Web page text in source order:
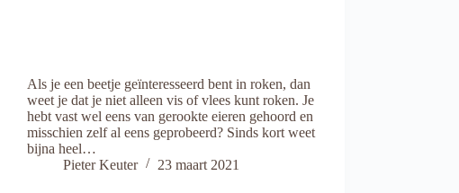
Als je een beetje geïnteresseerd bent in roken, dan
weet je dat je niet alleen vis of vlees kunt roken. Je
hebt vast wel eens van gerookte eieren gehoord en
misschien zelf al eens geprobeerd? Sinds kort weet
bijna heel…
Pieter Keuter
23 maart 2021